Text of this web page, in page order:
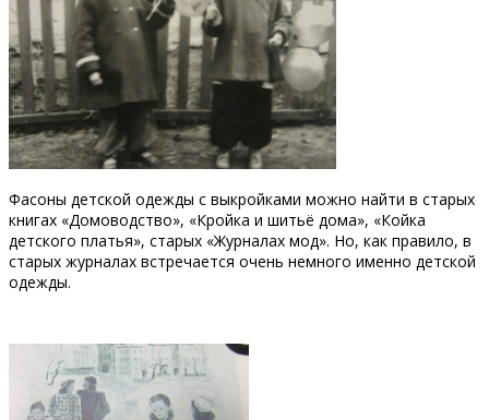
Фасоны детской одежды с выкройками можно найти в старых
книгах «Домоводство», «Кройка и шитьё дома», «Койка
детского платья», старых «Журналах мод». Но, как правило, в
старых журналах встречается очень немного именно детской
одежды.